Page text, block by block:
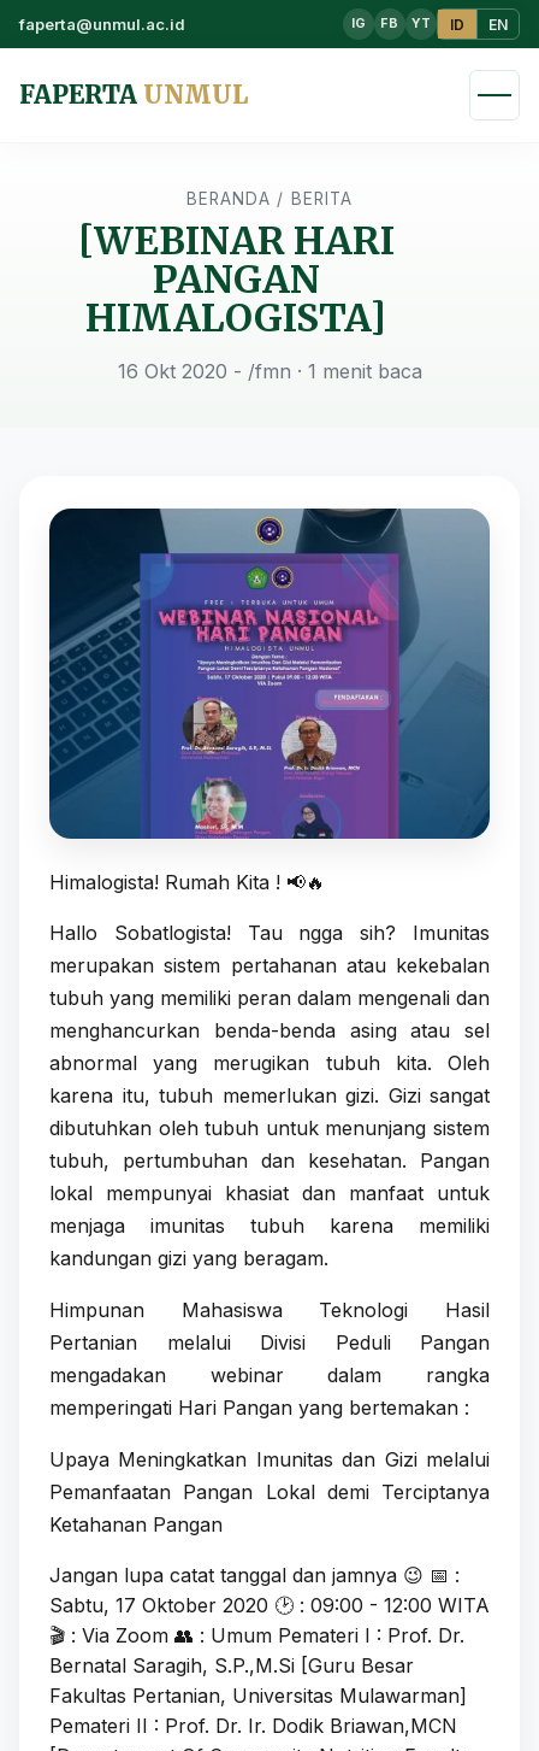
faperta@unmul.ac.id IG FB YT ID EN
FAPERTA UNMUL
BERANDA / BERITA
[WEBINAR HARI
PANGAN
HIMALOGISTA]
16 Okt 2020 - /fmn · 1 menit baca
Himalogista! Rumah Kita ! 📢🔥
Hallo Sobatlogista! Tau ngga sih? Imunitas
merupakan sistem pertahanan atau kekebalan
tubuh yang memiliki peran dalam mengenali dan
menghancurkan benda-benda asing atau sel
abnormal yang merugikan tubuh kita. Oleh
karena itu, tubuh memerlukan gizi. Gizi sangat
dibutuhkan oleh tubuh untuk menunjang sistem
tubuh, pertumbuhan dan kesehatan. Pangan
lokal mempunyai khasiat dan manfaat untuk
menjaga imunitas tubuh karena memiliki
kandungan gizi yang beragam.
Himpunan Mahasiswa Teknologi Hasil
Pertanian melalui Divisi Peduli Pangan
mengadakan webinar dalam rangka
memperingati Hari Pangan yang bertemakan :
Upaya Meningkatkan Imunitas dan Gizi melalui
Pemanfaatan Pangan Lokal demi Terciptanya
Ketahanan Pangan
Jangan lupa catat tanggal dan jamnya 😉 📅 :
Sabtu, 17 Oktober 2020 🕑 : 09:00 - 12:00 WITA
🎬 : Via Zoom 👥 : Umum Pemateri I : Prof. Dr.
Bernatal Saragih, S.P.,M.Si [Guru Besar
Fakultas Pertanian, Universitas Mulawarman]
Pemateri II : Prof. Dr. Ir. Dodik Briawan,MCN